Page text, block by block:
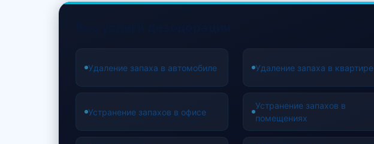
Удаление запаха в автомобиле Удаление запаха в квартире
Устранение запахов в офисе
Устранение запахов в
помещениях